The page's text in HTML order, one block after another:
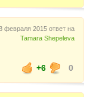
февраля 2015 ответ на
Tamara Shepeleva
+6
0